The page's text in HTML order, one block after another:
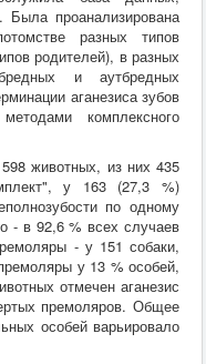
проанализирована
разных типов
родителей), в разных
и аутбредных
аганезиса зубов
комплексного
животных, из них 435
у 163 (27,3 %)
по одному
- в 92,6 % всех случаев
- у 151 собаки,
у 13 % особей,
отмечен аганезис
премоляров. Общее
особей варьировало